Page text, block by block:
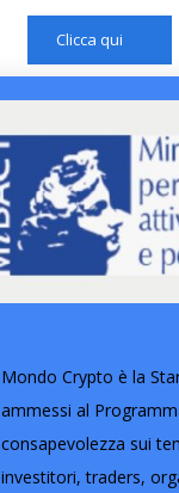
Clicca qui
Mondo Crypto è la
ammessi al
consapevolezza sui
investitori, traders,